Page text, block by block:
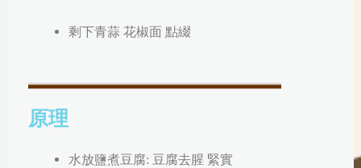
剩下青蒜 花椒面 點綴
原理
水放鹽煮豆腐: 豆腐去腥 緊實